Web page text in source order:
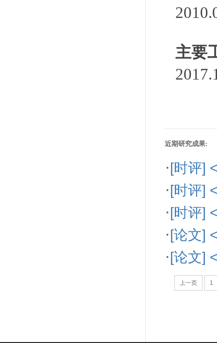
主要
近期研究成果:
·[时评]
·[时评]
·[时评]
·[论文]
·[论文]
上一页 1